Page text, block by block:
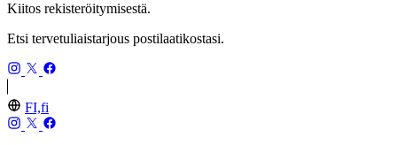
Kiitos rekisteröitymisestä.
Etsi tervetuliaistarjous postilaatikostasi.
FI,fi